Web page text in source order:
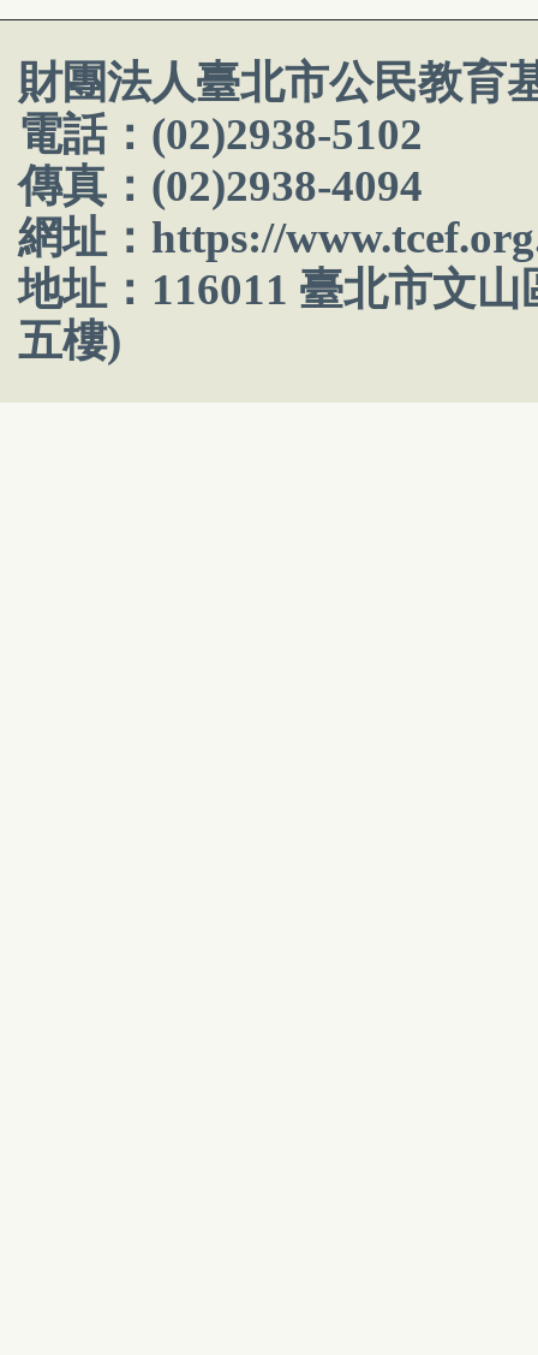
財團法人臺北市公民教育
電話：(02)2938-5102
傳真：(02)2938-4094
網址： https://
地址：116011 臺北市文
五樓)